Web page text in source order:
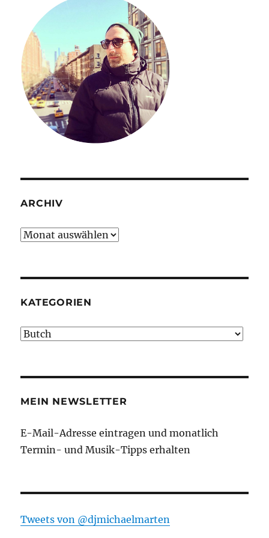
ARCHIV
Archiv
KATEGORIEN
Kategorien
MEIN NEWSLETTER
E-Mail-Adresse eintragen und monatlich
Termin- und Musik-Tipps erhalten
Tweets von ‎@djmichaelmarten